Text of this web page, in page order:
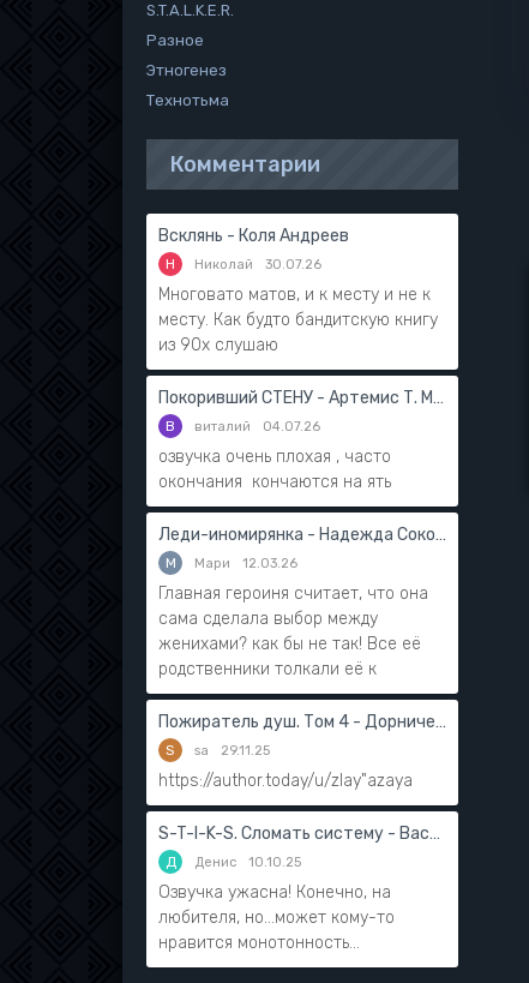
S.T.A.L.K.E.R.
Разное
Этногенез
Технотьма
Комментарии
Всклянь - Коля Андреев
Н Николай 30.07.26
Многовато матов, и к месту и не к
месту. Как будто бандитскую книгу
из 90х слушаю
Покоривший СТЕНУ - Артемис Т. Мантикор
В виталий 04.07.26
озвучка очень плохая , часто
окончания кончаются на ять
Леди-иномирянка - Надежда Соколова
М Мари 12.03.26
Главная героиня считает, что она
сама сделала выбор между
женихами? как бы не так! Все её
родственники толкали её к
Пожиратель душ. Том 4 - Дорничев Дмитрий
S sa 29.11.25
https://author.today/u/zlay"azaya
S-T-I-K-S. Сломать систему - Василий Мушинский
Д Денис 10.10.25
Озвучка ужасна! Конечно, на
любителя, но...может кому-то
нравится монотонность...